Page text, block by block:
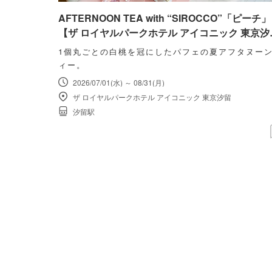
AFTERNOON TEA with “SIROCCO”「ピーチ」
【ザ ロイヤルパークホテル アイコニック 東京汐
留】
1個丸ごとの白桃を冠にしたパフェの夏アフタヌー
ィー。
2026/07/01(水) ～ 08/31(月)
ザ ロイヤルパークホテル アイコニック 東京汐留
汐留駅